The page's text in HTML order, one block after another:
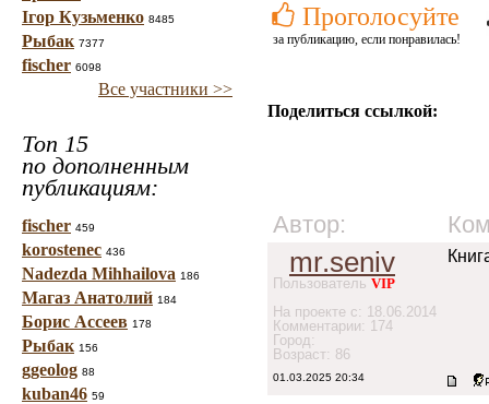
Ігор Кузьменко 8485
Рыбак 7377
fischer 6098
Все участники >>
Топ 15
по дополненным
публикациям:
fischer 459
korostenec 436
Nadezda Mihhailova 186
Магаз Анатолий 184
Борис Ассеев 178
Рыбак 156
ggeolog 88
kuban46 59
Проголосуйте
за публикацию, если понравилась!
Поделиться ссылкой:
Автор:
mr.seniv
Пользователь VIP
На проекте с: 18.06.2014
Комментарии: 174
Город:
Возраст: 86
01.03.2025 20:34